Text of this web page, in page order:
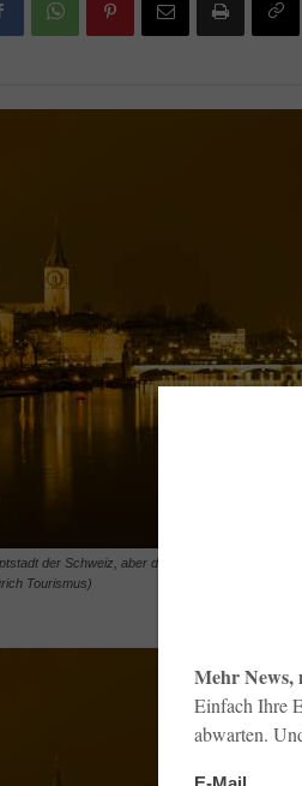
der Schweiz, aber die Metropole der
Tourismus)